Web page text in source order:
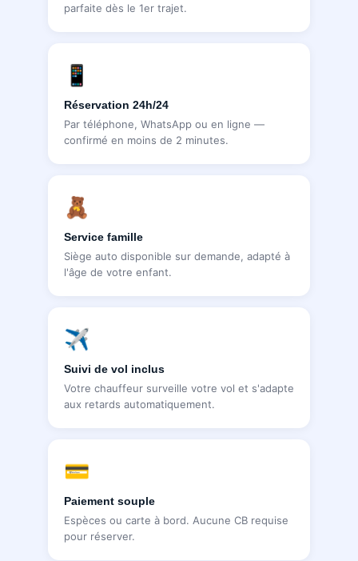
parfaite dès le 1er trajet.
📱
Réservation 24h/24
Par téléphone, WhatsApp ou en ligne —
confirmé en moins de 2 minutes.
🧸
Service famille
Siège auto disponible sur demande, adapté à
l'âge de votre enfant.
✈️
Suivi de vol inclus
Votre chauffeur surveille votre vol et s'adapte
aux retards automatiquement.
💳
Paiement souple
Espèces ou carte à bord. Aucune CB requise
pour réserver.